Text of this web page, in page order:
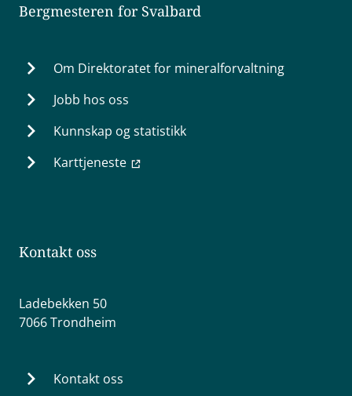
Bergmesteren for Svalbard
Om Direktoratet for mineralforvaltning
Jobb hos oss
Kunnskap og statistikk
Karttjeneste
Kontakt oss
Ladebekken 50
7066 Trondheim
Kontakt oss